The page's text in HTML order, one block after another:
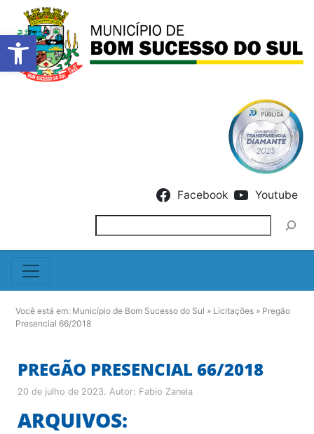
Barra de Ferramentas
Facebook Youtube
Você está em: Município de Bom Sucesso do Sul » Licitações » Pregão
Presencial 66/2018
PREGÃO PRESENCIAL 66/2018
20 de julho de 2023. Autor: Fabio Zanela
ARQUIVOS: